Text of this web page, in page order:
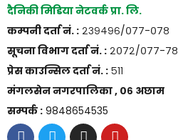
दैनिकी मिडिया नेटवर्क प्रा. लि.
कम्पनी दर्ता नं. : २३९४९६/०७७-०७८
सूचना विभाग दर्ता नं. : २०७२/०७७-७८
प्रेस काउन्सिल दर्ता नं. : ५११
मंगलसेन नगरपालिका , ०६ अछाम
सम्पर्क : 9848654535